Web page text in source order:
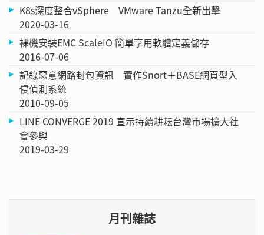
K8s深度整合vSphere VMware Tanzu全新出擊
2020-03-16
裸機安裝EMC ScaleIO 簡單享用軟體定義儲存
2016-07-06
記錄惡意網路封包資訊 實作Snort＋BASE網頁型入
侵偵測系統
2010-09-05
LINE CONVERGE 2019 宣示持續耕耘台灣市場擴大社
會參與
2019-03-29
月刊雜誌